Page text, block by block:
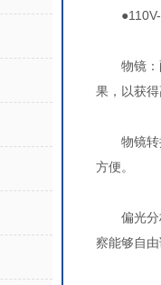
●110V-
物镜：配
果，以获
物镜转换
方便。
偏光分析
察能够自